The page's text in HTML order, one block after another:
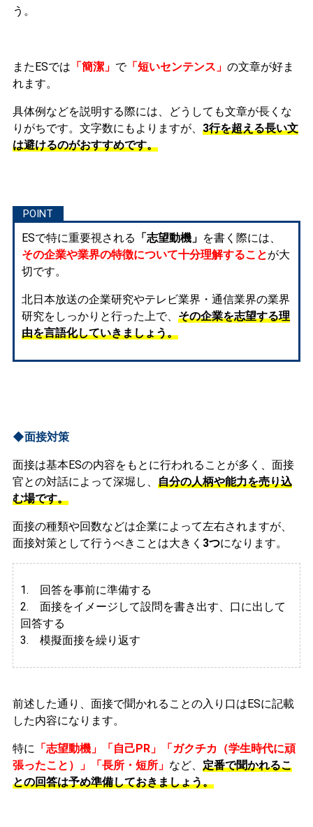
う。
またESでは 「簡潔」 で「短いセンテンス」 の文章が好ま
れます。
具体例などを説明する際には、どうしても文章が長くな
りがちです。文字数にもよりますが、 3行を超える長い文
は避けるのがおすすめです。
ESで特に重要視される 「志望動機」 を書く際には、
その企業や業界の特徴について十分理解することが大
切です。
北日本放送の企業研究やテレビ業界・通信業界の業界
研究をしっかりと行った上で、 その企業を志望する理
由を言語化していきましょう。
◆面接対策
面接は基本ESの内容をもとに行われることが多く、面接
官との対話によって深堀し、 自分の人柄や能力を売り込
む場です。
面接の種類や回数などは企業によって左右されますが、
面接対策として行うべきことは大きく 3つになります。
1. 回答を事前に準備する
2. 面接をイメージして設問を書き出す、口に出して
回答する
3. 模擬面接を繰り返す
前述した通り、面接で聞かれることの入り口はESに記載
した内容になります。
特に 「志望動機」「自己PR」「ガクチカ（学生時代に頑
張ったこと）」「長所・短所」 など、 定番で聞かれるこ
との回答は予め準備しておきましょう。